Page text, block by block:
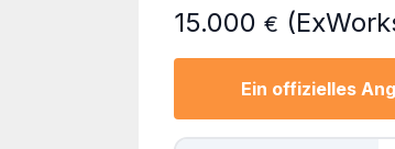
15.000 €
Ein offizielles